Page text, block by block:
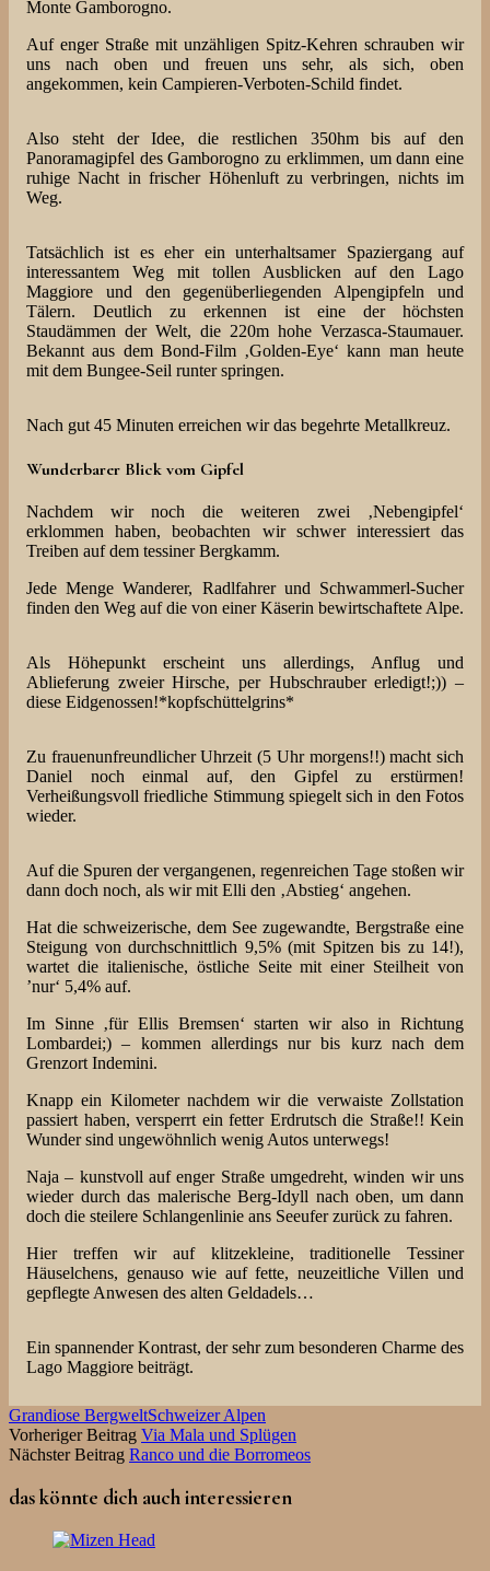
Monte Gamborogno.
Auf enger Straße mit unzähligen Spitz-Kehren schrauben wir
uns nach oben und freuen uns sehr, als sich, oben
angekommen, kein Campieren-Verboten-Schild findet.
Also steht der Idee, die restlichen 350hm bis auf den
Panoramagipfel des Gamborogno zu erklimmen, um dann eine
ruhige Nacht in frischer Höhenluft zu verbringen, nichts im
Weg.
Tatsächlich ist es eher ein unterhaltsamer Spaziergang auf
interessantem Weg mit tollen Ausblicken auf den Lago
Maggiore und den gegenüberliegenden Alpengipfeln und
Tälern. Deutlich zu erkennen ist eine der höchsten
Staudämmen der Welt, die 220m hohe Verzasca-Staumauer.
Bekannt aus dem Bond-Film ‚Golden-Eye‘ kann man heute
mit dem Bungee-Seil runter springen.
Nach gut 45 Minuten erreichen wir das begehrte Metallkreuz.
Wunderbarer Blick vom Gipfel
Nachdem wir noch die weiteren zwei ‚Nebengipfel‘
erklommen haben, beobachten wir schwer interessiert das
Treiben auf dem tessiner Bergkamm.
Jede Menge Wanderer, Radlfahrer und Schwammerl-Sucher
finden den Weg auf die von einer Käserin bewirtschaftete Alpe.
Als Höhepunkt erscheint uns allerdings, Anflug und
Ablieferung zweier Hirsche, per Hubschrauber erledigt!;)) –
diese Eidgenossen!*kopfschüttelgrins*
Zu frauenunfreundlicher Uhrzeit (5 Uhr morgens!!) macht sich
Daniel noch einmal auf, den Gipfel zu erstürmen!
Verheißungsvoll friedliche Stimmung spiegelt sich in den Fotos
wieder.
Auf die Spuren der vergangenen, regenreichen Tage stoßen wir
dann doch noch, als wir mit Elli den ‚Abstieg‘ angehen.
Hat die schweizerische, dem See zugewandte, Bergstraße eine
Steigung von durchschnittlich 9,5% (mit Spitzen bis zu 14!),
wartet die italienische, östliche Seite mit einer Steilheit von
’nur‘ 5,4% auf.
Im Sinne ‚für Ellis Bremsen‘ starten wir also in Richtung
Lombardei;) – kommen allerdings nur bis kurz nach dem
Grenzort Indemini.
Knapp ein Kilometer nachdem wir die verwaiste Zollstation
passiert haben, versperrt ein fetter Erdrutsch die Straße!! Kein
Wunder sind ungewöhnlich wenig Autos unterwegs!
Naja – kunstvoll auf enger Straße umgedreht, winden wir uns
wieder durch das malerische Berg-Idyll nach oben, um dann
doch die steilere Schlangenlinie ans Seeufer zurück zu fahren.
Hier treffen wir auf klitzekleine, traditionelle Tessiner
Häuselchens, genauso wie auf fette, neuzeitliche Villen und
gepflegte Anwesen des alten Geldadels…
Ein spannender Kontrast, der sehr zum besonderen Charme des
Lago Maggiore beiträgt.
Grandiose BergweltSchweizer Alpen
Vorheriger Beitrag Via Mala und Splügen
Nächster Beitrag Ranco und die Borromeos
das könnte dich auch interessieren